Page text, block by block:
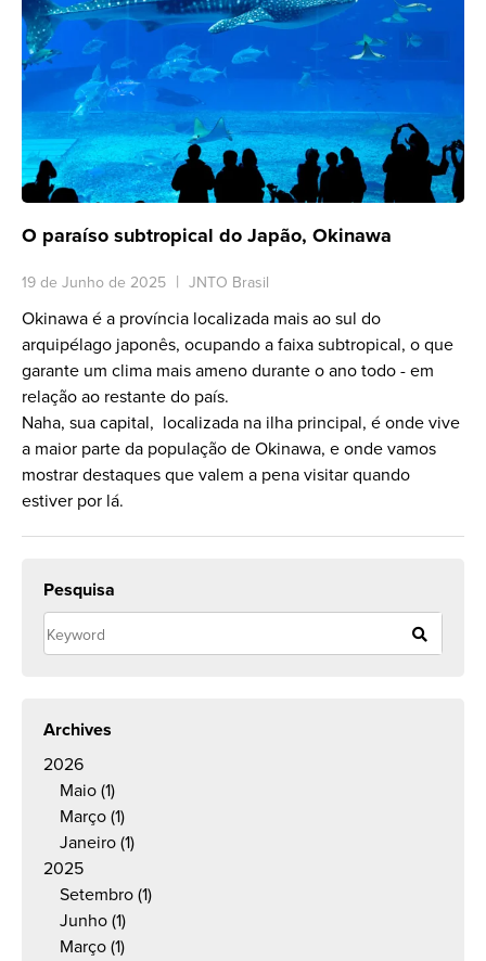
O paraíso subtropical do Japão, Okinawa
19 de Junho de 2025 JNTO Brasil
Okinawa é a província localizada mais ao sul do
arquipélago japonês, ocupando a faixa subtropical, o que
garante um clima mais ameno durante o ano todo - em
relação ao restante do país.
Naha, sua capital, localizada na ilha principal, é onde vive
a maior parte da população de Okinawa, e onde vamos
mostrar destaques que valem a pena visitar quando
estiver por lá.
Pesquisa
Archives
2026
Maio (1)
Março (1)
Janeiro (1)
2025
Setembro (1)
Junho (1)
Março (1)